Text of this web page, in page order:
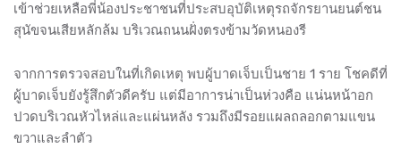
เข้าช่วยเหลือพี่น้องประชาชนที่ประสบอุบัติเหตุรถจักรยานยนต์ชน
สุนัขจนเสียหลักล้ม บริเวณถนนฝั่งตรงข้ามวัดหนองรี
จากการตรวจสอบในที่เกิดเหตุ พบผู้บาดเจ็บเป็นชาย 1 ราย โชคดีที่
ผู้บาดเจ็บยังรู้สึกตัวดีครับ แต่มีอาการน่าเป็นห่วงคือ แน่นหน้าอก
ปวดบริเวณหัวไหล่และแผ่นหลัง รวมถึงมีรอยแผลถลอกตามแขน
ขวาและลำตัว